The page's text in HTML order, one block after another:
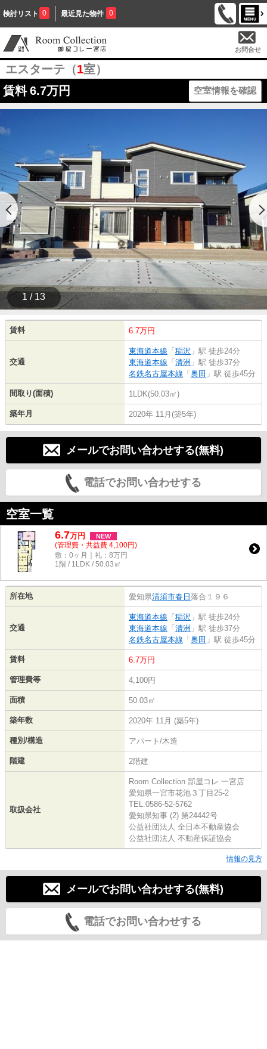
検討リスト 0 最近見た物件 0
お問合せ
エスターテ（1室）
賃料 6.7万円 空室情報を確認
1 / 13
賃料 6.7万円
交通
東海道本線 「 稲沢 」駅 徒歩24分
東海道本線 「 清洲 」駅 徒歩37分
名鉄名古屋本線 「 奥田 」駅 徒歩45分
間取り(面積) 1LDK(50.03㎡)
築年月 2020年 11月(築5年)
メールでお問い合わせする(無料)
電話でお問い合わせする
空室一覧
6.7万円 NEW
(管理費・共益費 4,100円)
敷：0ヶ月｜礼：8万円
1階 / 1LDK / 50.03㎡
所在地 愛知県清須市春日 落合１９６
交通
東海道本線 「 稲沢 」駅 徒歩24分
東海道本線 「 清洲 」駅 徒歩37分
名鉄名古屋本線 「 奥田 」駅 徒歩45分
賃料 6.7万円
管理費等 4,100円
面積 50.03㎡
築年数 2020年 11月 (築5年)
種別/構造 アパート/木造
階建 2階建
取扱会社
Room Collection 部屋コレ 一宮店
愛知県一宮市花池３丁目25-2
TEL:0586-52-5762
愛知県知事 (2) 第24442号
公益社団法人 全日本不動産協会
公益社団法人 不動産保証協会
情報の見方
メールでお問い合わせする(無料)
電話でお問い合わせする